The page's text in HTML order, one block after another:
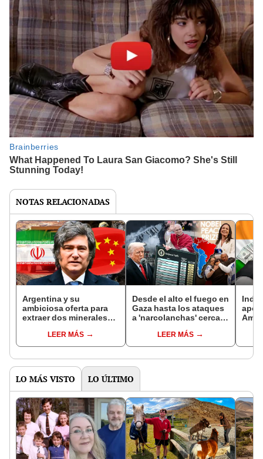
NOTAS RELACIONADAS
Argentina y su
ambiciosa oferta para
extraer dos minerales
Irán que lo
posicionarían como
LEER MÁS
Desde el alto el fuego en
Gaza hasta los ataques
a 'narcolanchas' cerca
noticias que marcaron
el mundo en 2025
LEER MÁS
LO MÁS VISTO LO ÚLTIMO